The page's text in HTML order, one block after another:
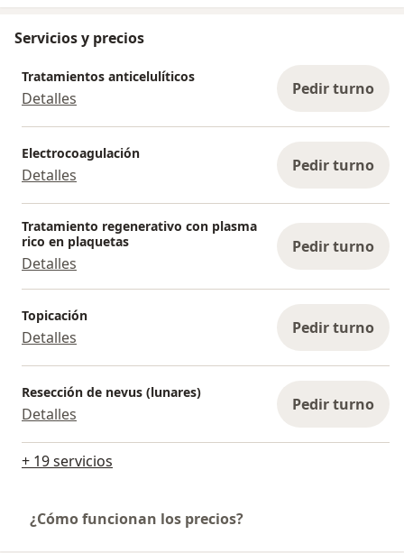
Servicios y precios
Tratamientos anticelulíticos
Detalles Pedir turno
Electrocoagulación
Detalles Pedir turno
Tratamiento regenerativo con plasma
rico en plaquetas
Detalles
Pedir turno
Topicación
Detalles Pedir turno
Resección de nevus (lunares)
Detalles Pedir turno
+ 19 servicios
¿Cómo funcionan los precios?